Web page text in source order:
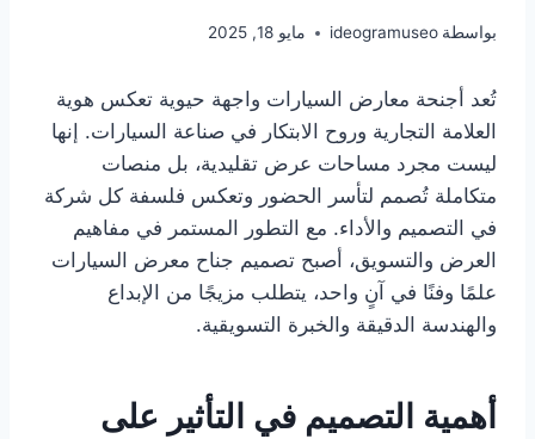
بواسطة ideogramuseo مايو 18, 2025
تُعد أجنحة معارض السيارات واجهة حيوية تعكس هوية
العلامة التجارية وروح الابتكار في صناعة السيارات. إنها
ليست مجرد مساحات عرض تقليدية، بل منصات
متكاملة تُصمم لتأسر الحضور وتعكس فلسفة كل شركة
في التصميم والأداء. مع التطور المستمر في مفاهيم
العرض والتسويق، أصبح تصميم جناح معرض السيارات
علمًا وفنًا في آنٍ واحد، يتطلب مزيجًا من الإبداع
والهندسة الدقيقة والخبرة التسويقية.
أهمية التصميم في التأثير على